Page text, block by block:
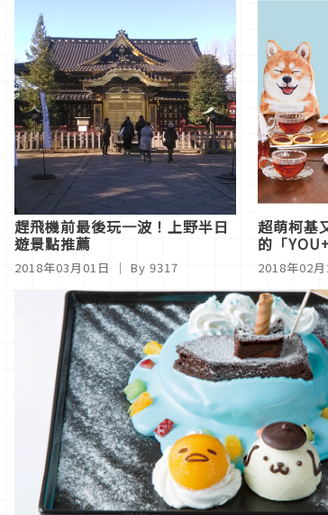
趕飛機前最後玩一波！上野半日
遊景點推薦
2018年03月01日 ｜ By 9317
超萌柯基
的「
2018年02